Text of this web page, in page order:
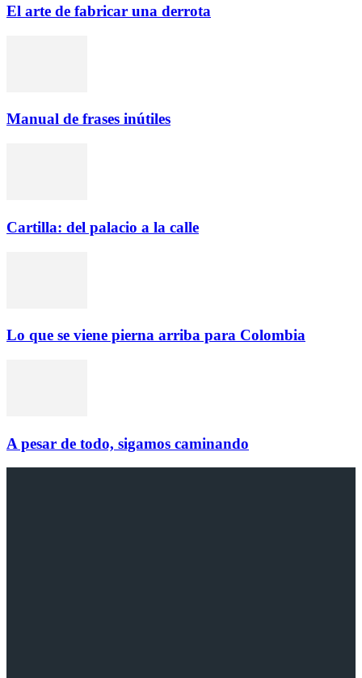
El arte de fabricar una derrota
Manual de frases inútiles
Cartilla: del palacio a la calle
Lo que se viene pierna arriba para Colombia
A pesar de todo, sigamos caminando